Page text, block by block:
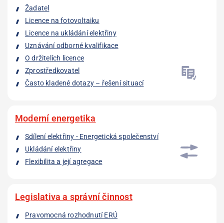
Žadatel
Licence na fotovoltaiku
Licence na ukládání elektřiny
Uznávání odborné kvalifikace
O držitelích licence
Zprostředkovatel
Často kladené dotazy – řešení situací
Moderní energetika
Sdílení elektřiny - Energetická společenství
Ukládání elektřiny
Flexibilita a její agregace
Legislativa a správní činnost
Pravomocná rozhodnutí ERÚ